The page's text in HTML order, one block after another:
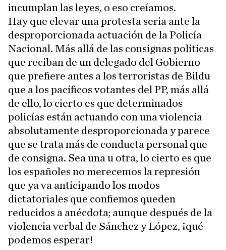
incumplan las leyes, o eso creíamos.
Hay que elevar una protesta seria ante la
desproporcionada actuación de la Policía
Nacional. Más allá de las consignas políticas
que reciban de un delegado del Gobierno
que prefiere antes a los terroristas de Bildu
que a los pacíficos votantes del PP, más allá
de ello, lo cierto es que determinados
policías están actuando con una violencia
absolutamente desproporcionada y parece
que se trata más de conducta personal que
de consigna. Sea una u otra, lo cierto es que
los españoles no merecemos la represión
que ya va anticipando los modos
dictatoriales que confiemos queden
reducidos a anécdota; aunque después de la
violencia verbal de Sánchez y López, ¡qué
podemos esperar!